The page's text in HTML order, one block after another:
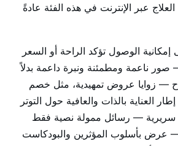
عبر الإنترنت في هذه الفئة عادةً
الوصول تؤكد الراحة أو السعر
ناعمة ومطمئنة ونبرة داعمة بدلاً
— زوايا عروض تمهيدية، مثل خصم
العناية بالذات والعافية حول التوتر
سريرية — رسائل ممولة نصية فقط
— عرض بأسلوب المؤثرين والبودكاست